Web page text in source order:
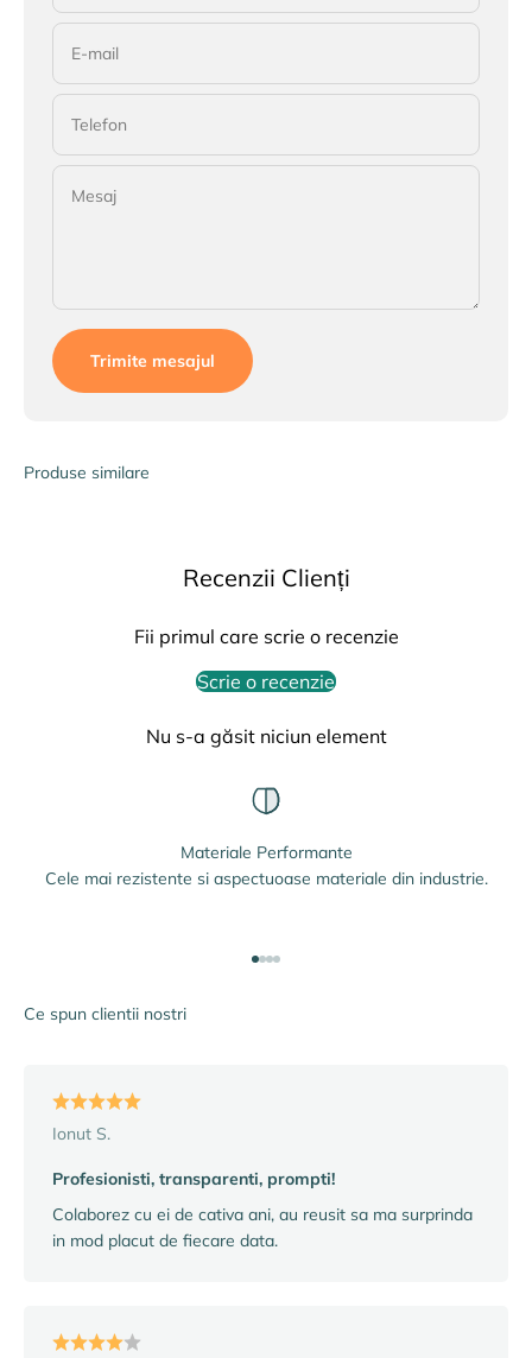
E-mail
Telefon
Mesaj
Trimite mesajul
Produse similare
Recenzii Clienți
Fii primul care scrie o recenzie
Scrie o recenzie
Nu s-a găsit niciun element
Materiale Performante
Cele mai rezistente si aspectuoase materiale din industrie.
Ce spun clientii nostri
Ionut S.
Profesionisti, transparenti, prompti!
Colaborez cu ei de cativa ani, au reusit sa ma surprinda
in mod placut de fiecare data.